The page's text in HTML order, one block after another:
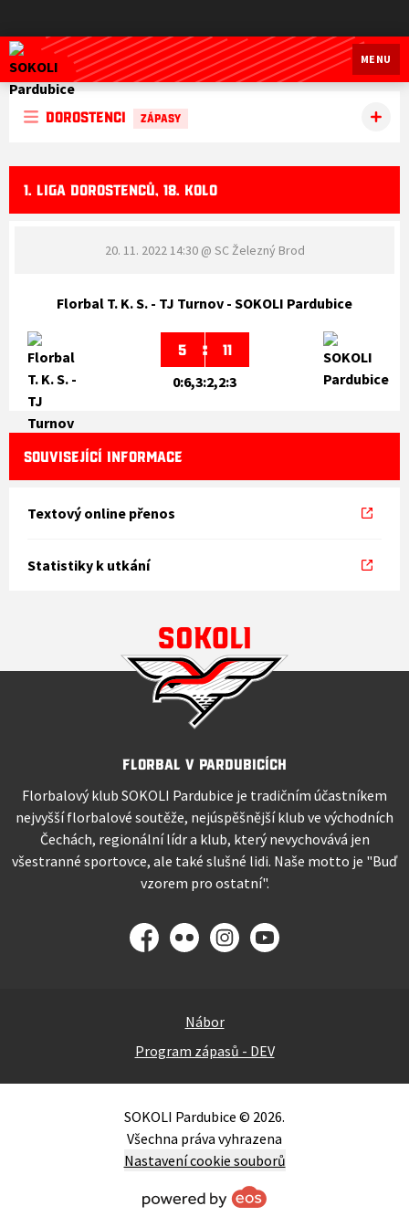
SOKOLI Pardubice
MENU
Dorostenci ZÁPASY
1. LIGA DOROSTENCŮ, 18. KOLO
20. 11. 2022 14:30@ SC Železný Brod
Florbal T. K. S. - TJ Turnov - SOKOLI Pardubice
5 : 11
0:6,3:2,2:3
SOUVISEJÍCÍ INFORMACE
Textový online přenos
Statistiky k utkání
Florbal v Pardubicích
Florbalový klub SOKOLI Pardubice je tradičním účastníkem
nejvyšší florbalové soutěže, nejúspěšnější klub ve východních
Čechách, regionální lídr a klub, který nevychovává jen
všestranné sportovce, ale také slušné lidi. Naše motto je "Buď
vzorem pro ostatní".
Facebook
Flickr Instagram
YouTube
Nábor
Program zápasů - DEV
SOKOLI Pardubice © 2026.
Všechna práva vyhrazena
Nastavení cookie souborů